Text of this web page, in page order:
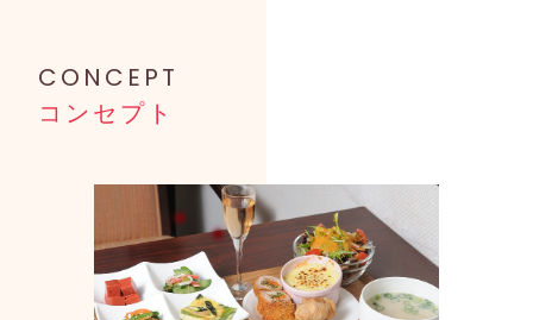
CONCEPT
コンセプト